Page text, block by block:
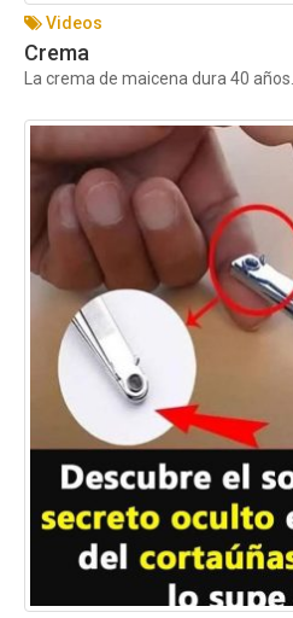
Videos
Crema
La crema de maicena dura 40 años...